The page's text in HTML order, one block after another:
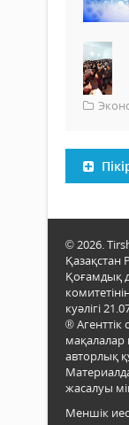
© 2026.
Қазақстан
Қоғамдық
куәлігі
®
авторлық
жасалуы
Меншік